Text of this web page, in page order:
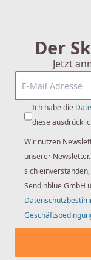
Der
Jetzt
Ich habe die
diese
Wir nutzen
unserer
sich
Sendinblue GmbH